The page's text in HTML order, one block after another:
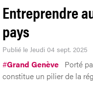
Entreprendre
pays
Publié le Jeudi 04 sept. 2025
#Grand Genève Porté
constitue un pilier de la